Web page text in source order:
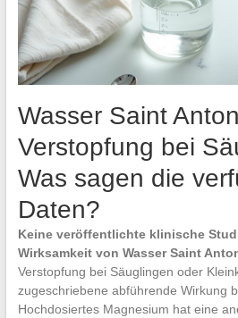
Wasser Saint
Verstopfung bei
Was sagen die
Daten?
Keine veröffentlichte klinische
Wirksamkeit von Wasser Saint
Verstopfung bei Säuglingen oder
zugeschriebene abführende Wirkung
Hochdosiertes Magnesium hat eine